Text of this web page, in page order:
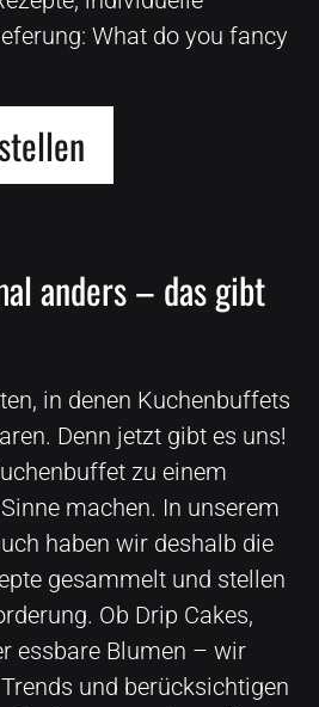
What do you fancy
anders – das gibt
in denen Kuchenbuffets
Denn jetzt gibt es uns!
zu einem
machen. In unserem
haben wir deshalb die
gesammelt und stellen
Ob Drip Cakes,
essbare Blumen – wir
und berücksichtigen